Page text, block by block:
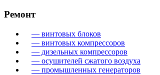
Ремонт
— винтовых блоков
— винтовых компрессоров
— дизельных компрессоров
— осушителей сжатого воздуха
— промышленных генераторов